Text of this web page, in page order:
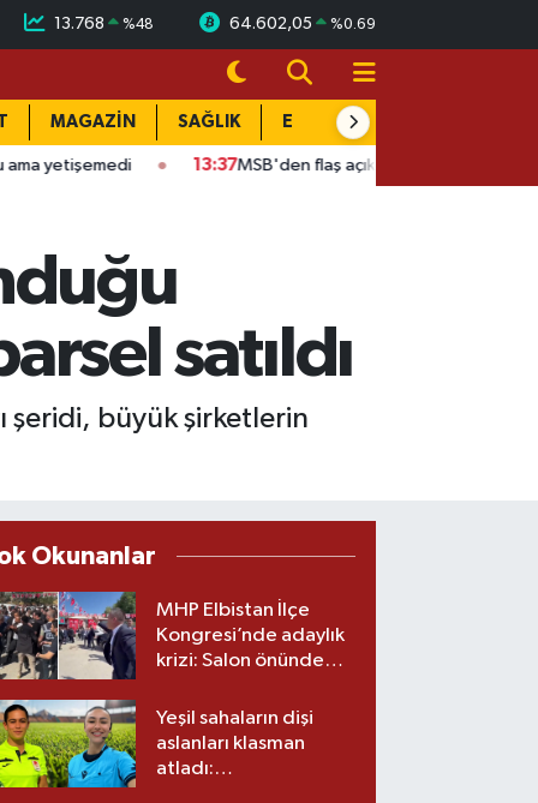
13.768 %48 64.602,05 %0.69
MAGAZİN SAĞLIK EĞİTİM
13:37 MSB'den flaş açıklama: "Terörsüz Türkiye"
satıldı
şeridi, büyük şirketlerin
Okunanlar
MHP Elbistan İlçe
Kongresi’nde adaylık
krizi: Salon önünde
Yeşil sahaların dişi
aslanları klasman
atladı: